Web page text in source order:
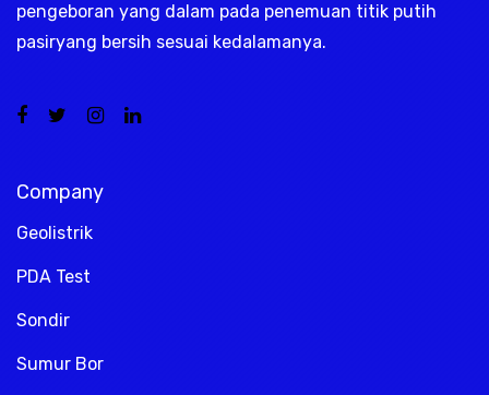
pengeboran yang dalam pada penemuan titik putih
pasiryang bersih sesuai kedalamanya.
Company
Geolistrik
PDA Test
Sondir
Sumur Bor